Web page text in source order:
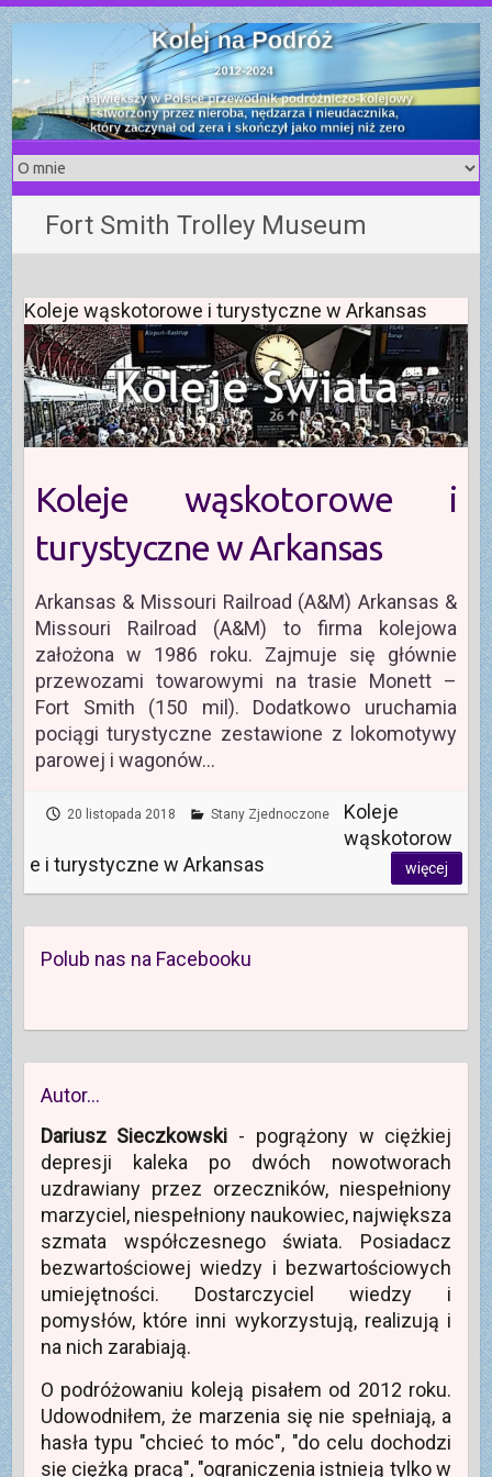
S
k
i
p
t
o
c
o
n
t
e
n
t
Fort Smith Trolley Museum
Koleje wąskotorowe i turystyczne w Arkansas
Koleje wąskotorowe i
turystyczne w Arkansas
Arkansas & Missouri Railroad (A&M) Arkansas &
Missouri Railroad (A&M) to firma kolejowa
założona w 1986 roku. Zajmuje się głównie
przewozami towarowymi na trasie Monett –
Fort Smith (150 mil). Dodatkowo uruchamia
pociągi turystyczne zestawione z lokomotywy
parowej i wagonów…
20 listopada 2018 Stany Zjednoczone
Koleje
wąskotorow
e i turystyczne w Arkansas
więcej
Polub nas na Facebooku
Autor…
Dariusz Sieczkowski - pogrążony w ciężkiej
depresji kaleka po dwóch nowotworach
uzdrawiany przez orzeczników, niespełniony
marzyciel, niespełniony naukowiec, największa
szmata współczesnego świata. Posiadacz
bezwartościowej wiedzy i bezwartościowych
umiejętności. Dostarczyciel wiedzy i
pomysłów, które inni wykorzystują, realizują i
na nich zarabiają.
O podróżowaniu koleją pisałem od 2012 roku.
Udowodniłem, że marzenia się nie spełniają, a
hasła typu "chcieć to móc", "do celu dochodzi
się ciężką pracą", "ograniczenia istnieją tylko w